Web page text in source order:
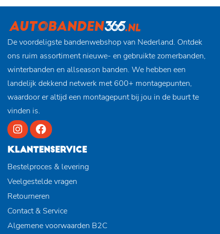
De voordeligste bandenwebshop van Nederland. Ontdek
ons ruim assortiment nieuwe- en gebruikte zomerbanden,
winterbanden en allseason banden. We hebben een
landelijk dekkend netwerk met 600+ montagepunten,
waardoor er altijd een montagepunt bij jou in de buurt te
vinden is.
KLANTENSERVICE
Bestelproces & levering
Veelgestelde vragen
Retourneren
Contact & Service
Algemene voorwaarden B2C